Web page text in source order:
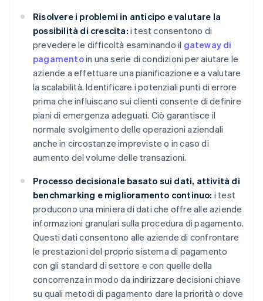
Risolvere i problemi in anticipo e valutare la
possibilità di crescita: i test consentono di
prevedere le difficoltà esaminando il gateway di
pagamentoin una serie di condizioni per aiutare le
aziende a effettuare una pianificazione e a valutare
la scalabilità. Identificare i potenziali punti di errore
prima che influiscano sui clienti consente di definire
piani di emergenza adeguati. Ciò garantisce il
normale svolgimento delle operazioni aziendali
anche in circostanze impreviste o in caso di
aumento del volume delle transazioni.
Processo decisionale basato sui dati, attività di
benchmarking e miglioramento continuo: i test
producono una miniera di dati che offre alle aziende
informazioni granulari sulla procedura di pagamento.
Questi dati consentono alle aziende di confrontare
le prestazioni del proprio sistema di pagamento
con gli standard di settore e con quelle della
concorrenza in modo da indirizzare decisioni chiave
su quali metodi di pagamento dare la priorità o dove